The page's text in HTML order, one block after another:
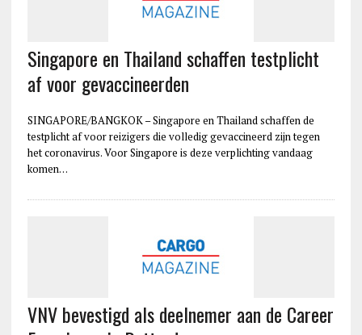
Singapore en Thailand schaffen testplicht
af voor gevaccineerden
SINGAPORE/BANGKOK – Singapore en Thailand schaffen de
testplicht af voor reizigers die volledig gevaccineerd zijn tegen
het coronavirus. Voor Singapore is deze verplichting vandaag
komen…
VNV bevestigd als deelnemer aan de Career